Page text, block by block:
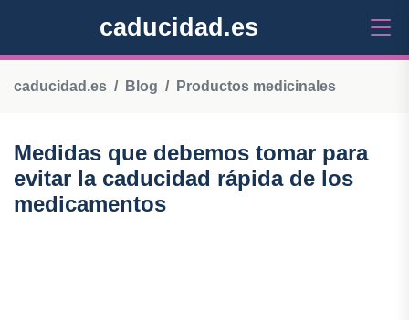
caducidad.es
caducidad.es Blog Productos medicinales
Medidas que debemos tomar para
evitar la caducidad rápida de los
medicamentos